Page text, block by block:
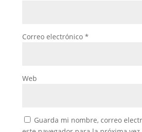
Correo electrónico *
Web
Guarda mi nombre, correo